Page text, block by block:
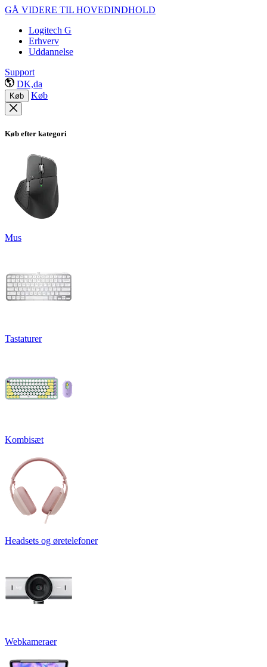
GÅ VIDERE TIL HOVEDINDHOLD
Logitech G
Erhverv
Uddannelse
Support
DK,da
Køb Køb
Køb efter kategori
Mus
Tastaturer
Kombisæt
Headsets og øretelefoner
Webkameraer